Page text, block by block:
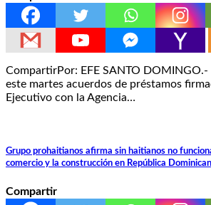
CompartirPor: EFE SANTO DOMINGO.-
este martes acuerdos de préstamos
Ejecutivo con la Agencia…
Grupo prohaitianos afirma sin haitianos no
comercio y la construcción en República
Compartir